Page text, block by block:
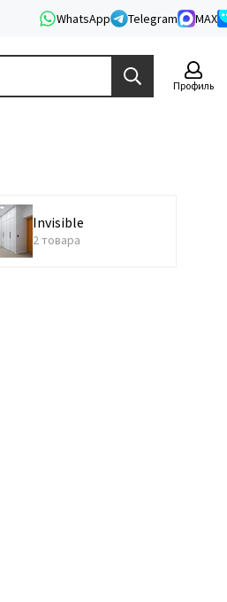
WhatsApp Telegram MAX
Профиль
Invisible
2 товара